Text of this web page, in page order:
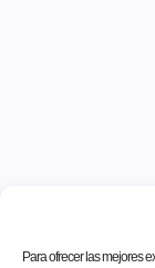
Para ofrecer las mejores